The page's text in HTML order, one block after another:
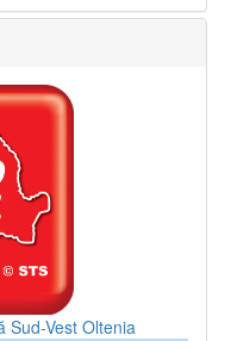
Sud-Vest Oltenia